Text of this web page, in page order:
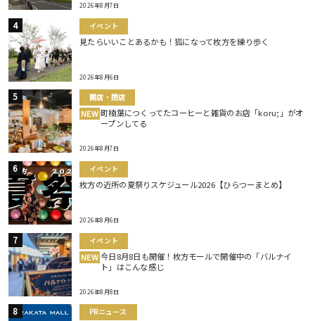
2026年8月7日
イベント
見たらいいことあるかも！狐になって枚方を練り歩く
2026年8月6日
開店・閉店
NEW 町楠葉につくってたコーヒーと雑貨のお店「koru;」がオ
ープンしてる
2026年8月7日
イベント
枚方の近所の夏祭りスケジュール2026【ひらつーまとめ】
2026年8月6日
イベント
NEW 今日8月8日も開催！枚方モールで開催中の「バルナイ
ト」はこんな感じ
2026年8月8日
PRニュース